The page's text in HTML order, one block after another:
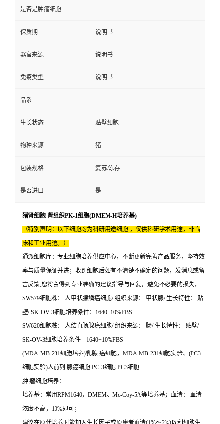
是否是肿瘤细胞
保质期 说明书
器官来源 说明书
免疫类型 说明书
品系
生长状态 贴壁细胞
物种来源 猪
包装规格 复苏/冻存
是否进口 是
猪肾细胞 肾组织PK-1细胞(DMEM-H培养基)
（特别声明：以下细胞均为科研用途细胞 ，仅供科研学术用途，非临
床和工业用途。）
通派细胞库：专业细胞培养供应中心，不断更新完善产品服务，坚持效
率与质量保证并进；收到细胞后如有不清楚不确定的问题，发消息或留
言反馈,您将会得到专业准确的建议指导与回复，避免不必要的损失；
SW579细胞株： 人甲状腺鳞癌细胞/ 组织来源： 甲状腺/ 生长特性： 贴
壁/ SK-OV-3细胞培养条件：1640+10%FBS
SW620细胞株： 人结直肠腺癌细胞/ 组织来源： 肠/ 生长特性： 贴壁/
SK-OV-3细胞培养条件：1640+10%FBS
(MDA-MB-231细胞培养)乳腺 癌细胞，MDA-MB-231细胞实验、(PC3
细胞实验)人前列 腺癌细胞 PC-3细胞 PC3细胞
肿 瘤细胞培养：
培养基：常用RPM1640，DMEM、Mc-Coy-5A等培养基；血清： 血清
浓度不高，10%即可；
建议在原代培养时能加入生长因子或原患者血清(1%～2%)以利细胞生